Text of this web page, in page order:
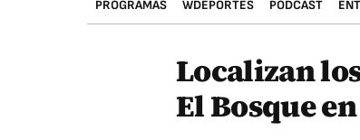
PROGRAMAS WDEPORTES PODCAST
Localizan
El Bosque